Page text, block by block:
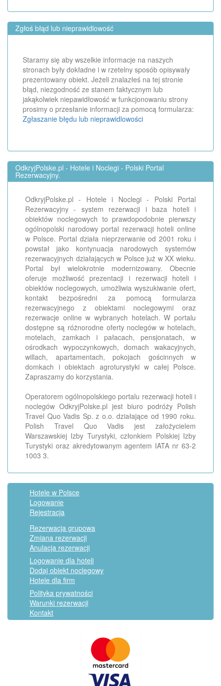
Zgłoś błąd lub nieprawidlowość
Staramy się aby wszelkie informacje na naszych
stronach były dokładne i w rzetelny sposób opisywały
prezentowany obiekt. Jeżeli znalazłeś na tej stronie
błąd, niezgodność ze stanem faktycznym lub
jakąkolwiek niepawidłowość w funkcjonowaniu strony
prosimy o przesłanie informacji za pomocą formularza:
Zgłaszanie błędu lub nieprawidlowości
OdkryjPolske.pl - Hotele i Noclegi - Polski Portal
Rezerwacyjny.
OdkryjPolske.pl - Hotele i Noclegi - Polski Portal
Rezerwacyjny - system rezerwacji i baza hoteli i
obiektów noclegowych to prawdopodobnie pierwszy
ogólnopolski narodowy portal rezerwacji hoteli online
w Polsce. Portal działa nieprzerwanie od 2001 roku i
powstał jako kontynuacja narodowych systemów
rezerwacyjnych działających w Polsce już w XX wieku.
Portal był wielokrotnie modernizowany. Obecnie
oferuje możliwość prezentacji i rezerwacji hoteli i
obiektów noclegowych, umożliwia wyszukiwanie ofert,
kontakt bezpośredni za pomocą formularza
rezerwacyjnego z obiektami noclegowymi oraz
rezerwacje online w wybranych hotelach. W portalu
dostępne są różnorodne oferty noclegów w hotelach,
motelach, zamkach i pałacach, pensjonatach, w
ośrodkach wypoczynkowych, domach wakacyjnych,
willach, apartamentach, pokojach gościnnych w
domkach i obiektach agroturystyki w całej Polsce.
Zapraszamy do korzystania.
Operatorem ogólnopolskiego portalu rezerwacji hoteli i
noclegów OdkryjPolske.pl jest biuro podróży Polish
Travel Quo Vadis Sp. z o.o. działające od 1990 roku.
Polish Travel Quo Vadis jest założycielem
Warszawskiej Izby Turystyki, członkiem Polskiej Izby
Turystyki oraz akredytowanym agentem IATA nr 63-2
1003 3.
Hotele w Polsce
Logowanie
Rejestracja
Rezerwacja grupowa
Zmiana rezerwacji
Anulacja rezerwacji
Logowanie dla hoteli
Dodaj obiekt noclegowy
Hotele dla firm
Polityka prywatności
Warunki rezerwacji
Kontakt